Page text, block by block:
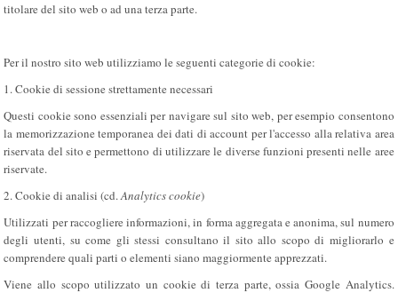
titolare del sito web o ad una terza parte.
Per il nostro sito web utilizziamo le seguenti categorie di cookie:
1. Cookie di sessione strettamente necessari
Questi cookie sono essenziali per navigare sul sito web, per esempio consentono
la memorizzazione temporanea dei dati di account per l'accesso alla relativa area
riservata del sito e permettono di utilizzare le diverse funzioni presenti nelle aree
riservate.
2. Cookie di analisi (cd.Analytics cookie)
Utilizzati per raccogliere informazioni, in forma aggregata e anonima, sul numero
degli utenti, su come gli stessi consultano il sito allo scopo di migliorarlo e
comprendere quali parti o elementi siano maggiormente apprezzati.
Viene allo scopo utilizzato un cookie di terza parte, ossia Google Analytics.